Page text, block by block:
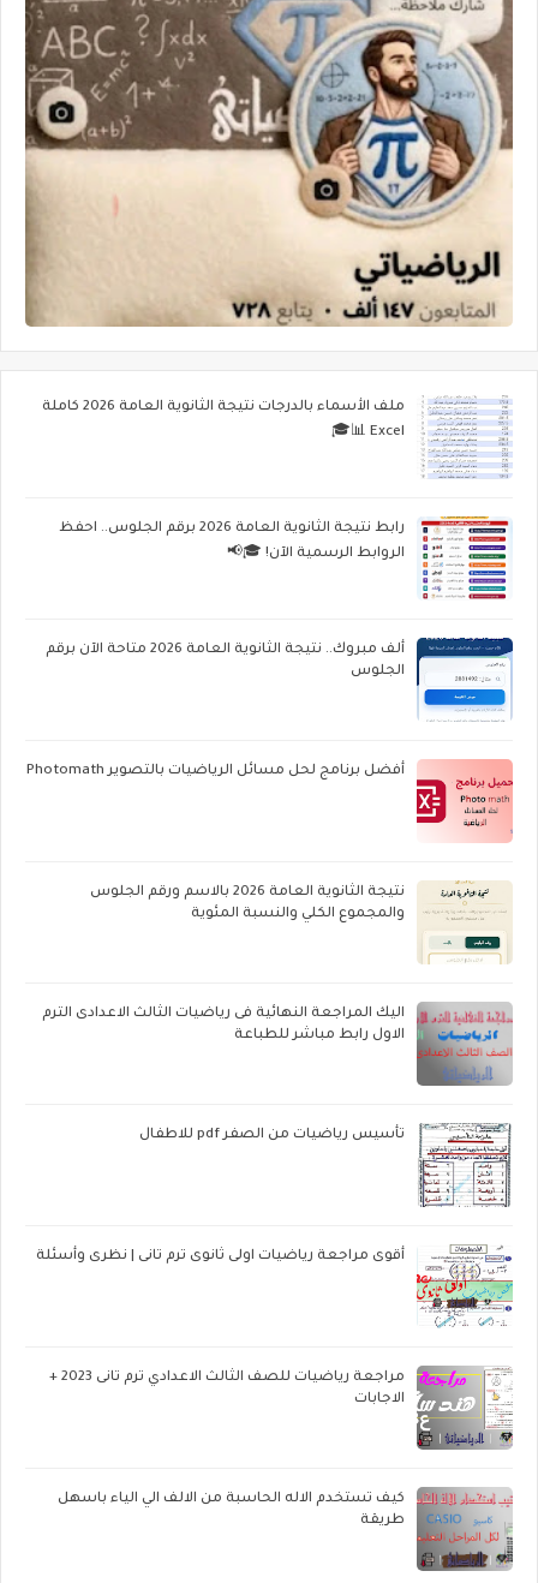
ملف الأسماء بالدرجات نتيجة الثانوية العامة 2026 كاملة
Excel 📊🎓
رابط نتيجة الثانوية العامة 2026 برقم الجلوس.. احفظ
الروابط الرسمية الآن! 🎓📢
ألف مبروك.. نتيجة الثانوية العامة 2026 متاحة الآن برقم
الجلوس
أفضل برنامج لحل مسائل الرياضيات بالتصوير Photomath
نتيجة الثانوية العامة 2026 بالاسم ورقم الجلوس
والمجموع الكلي والنسبة المئوية
اليك المراجعة النهائية فى رياضيات الثالث الاعدادى الترم
الاول رابط مباشر للطباعة
تأسيس رياضيات من الصفر pdf للاطفال
أقوى مراجعة رياضيات اولى ثانوى ترم تانى | نظرى وأسئلة
مراجعة رياضيات للصف الثالث الاعدادي ترم تانى 2023 +
الاجابات
كيف تستخدم الاله الحاسبة من الالف الي الياء باسهل
طريقة